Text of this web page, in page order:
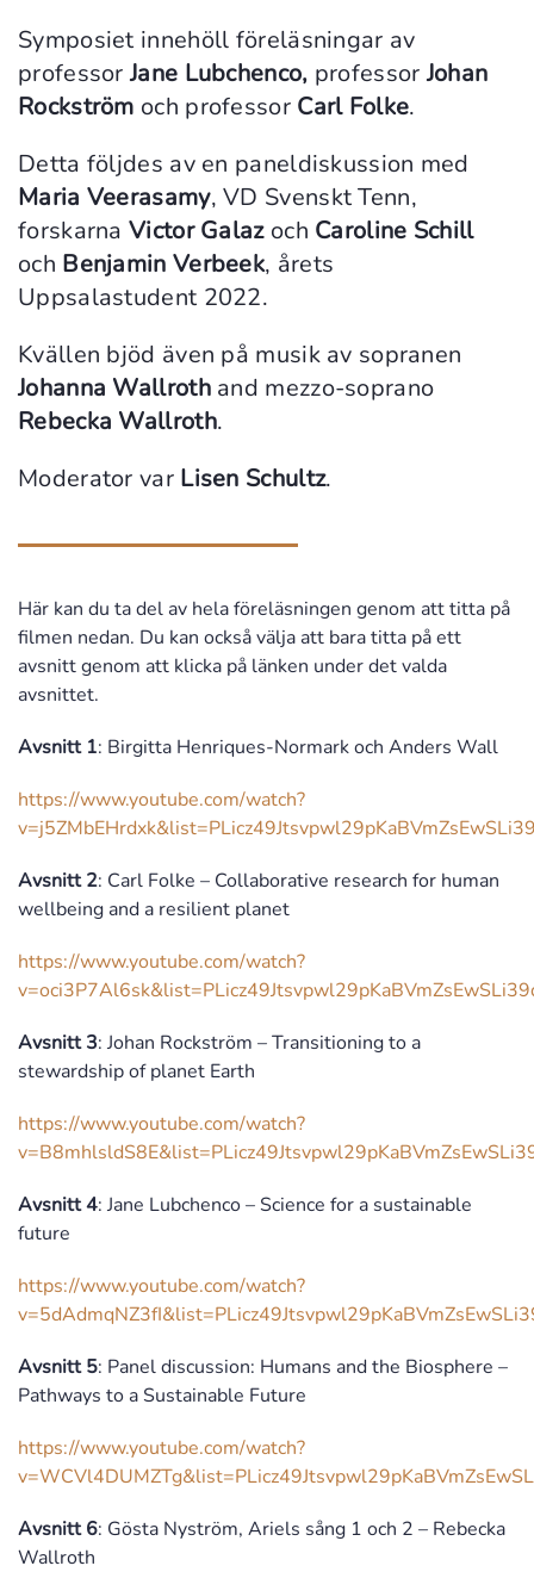
Symposiet innehöll föreläsningar av
professorJane Lubchenco, professor Johan
Rockström och professor Carl Folke.
Detta följdes av en paneldiskussion med
Maria Veerasamy, VD Svenskt Tenn,
forskarnaVictor Galazoch Caroline Schill
och Benjamin Verbeek, årets
Uppsalastudent 2022.
Kvällen bjöd även på musik av sopranen
Johanna Wallrothand mezzo-soprano
Rebecka Wallroth.
Moderator var Lisen Schultz.
Här kan du ta del av hela föreläsningen genom att titta på
filmen nedan. Du kan också välja att bara titta på ett
avsnitt genom att klicka på länken under det valda
avsnittet.
Avsnitt 1: Birgitta Henriques-Normark och Anders Wall
https://www.youtube.com/watch?
Avsnitt 2: Carl Folke – Collaborative research for human
wellbeing and a resilient planet
https://www.youtube.com/watch?
Avsnitt 3: Johan Rockström – Transitioning to a
stewardship of planet Earth
https://www.youtube.com/watch?
Avsnitt 4: Jane Lubchenco – Science for a sustainable
future
https://www.youtube.com/watch?
Avsnitt 5: Panel discussion: Humans and the Biosphere –
Pathways to a Sustainable Future
https://www.youtube.com/watch?
Avsnitt 6: Gösta Nyström, Ariels sång 1 och 2 – Rebecka
Wallroth